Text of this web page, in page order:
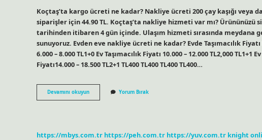
Koçtaş’ta kargo ücreti ne kadar? Nakliye ücreti 200 çay kaşığı veya
siparişler için 44.90 TL. Koçtaş’ta nakliye hizmeti var mı? Ürününüzü
tarihinden itibaren 4 gün içinde. Ulaşım hizmeti sırasında
sunuyoruz. Evden eve nakliye ücreti ne kadar? Evde Taşımacılık
6.000 – 8.000 TL1+0 Ev Taşımacılık Fiyatı 10.000 – 12.000 TL2,000 TL1+1
Fiyatı14.000 – 18.500 TL2+1 TL400 TL400 TL400 TL400…
Devamını okuyunKoçtaş
Nakliye
Yorum Bırak
https://mbys.com.tr https://peh.com.tr https://yuv.com.tr knight